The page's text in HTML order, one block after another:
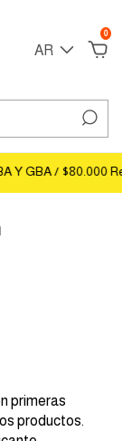
AR
0
Y GBA / $80.000
primeras
productos.